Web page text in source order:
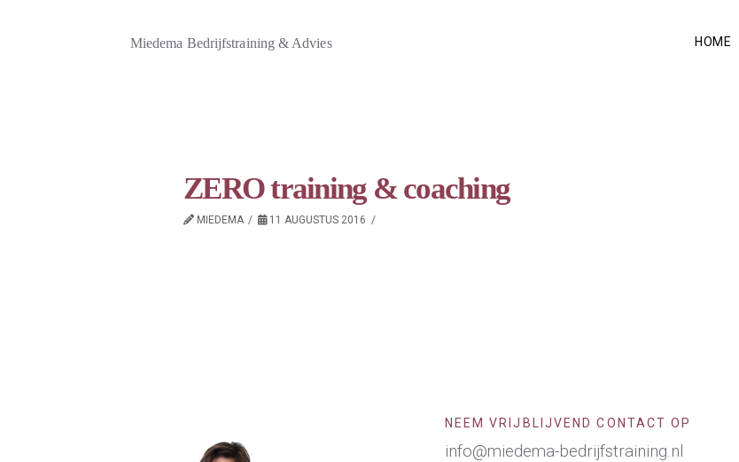
Miedema Bedrijfstraining & Advies HOME
ZERO training & coaching
MIEDEMA 11 AUGUSTUS 2016
NEEM VRIJBLIJVEND CONTACT OP
info@miedema-bedrijfstraining.nl